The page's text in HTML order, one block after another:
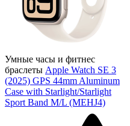
Умные часы и фитнес
браслеты Apple Watch SE 3
(2025) GPS 44mm Aluminum
Case with Starlight/Starlight
Sport Band M/L (MEHJ4)